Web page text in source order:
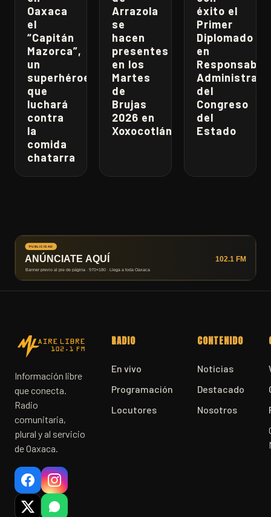
Oaxaca
el
“Capitán
Mazorca”,
un
superhéroe
que
luchará
contra
la
comida
chatarra
Arrazola
se
hacen
presentes
en los
Martes
de
Brujas
2026 en
Xoxocotlán
éxito el
Primer
Diplomado
en
del
Congreso
del
Estado
Información libre
que conecta.
Radio
comunitaria,
plural y al servicio
de Oaxaca.
RADIO
En vivo
Programación
Locutores
CONTENIDO
Noticias
Destacado
Nosotros